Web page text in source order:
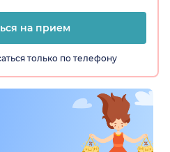
на прием
только по телефону